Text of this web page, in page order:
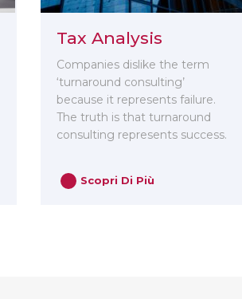
Tax Analysis
Companies dislike the term
‘turnaround consulting’
because it represents failure.
The truth is that turnaround
consulting represents success.
Scopri Di Più